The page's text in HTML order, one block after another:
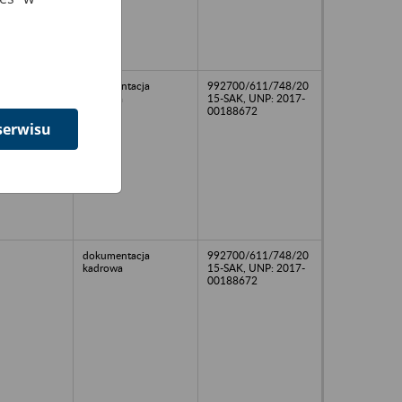
dokumentacja
992700/611/748/20
15-SAK, UNP: 2017-
00188672
dokumentacja
kadrowa
992700/611/748/20
15-SAK, UNP: 2017-
00188672